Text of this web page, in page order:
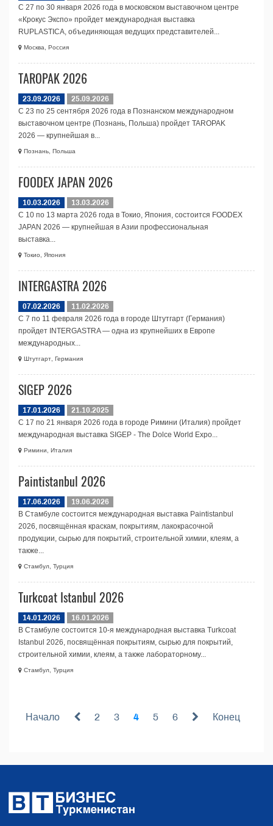
С 27 по 30 января 2026 года в московском выставочном центре
«Крокус Экспо» пройдет международная выставка
RUPLASTICA, объединяющая ведущих представителей...
Москва, Россия
TAROPAK 2026
23.09.2026
25.09.2026
С 23 по 25 сентября 2026 года в Познанском международном
выставочном центре (Познань, Польша) пройдет TAROPAK
2026 — крупнейшая в...
Познань, Польша
FOODEX JAPAN 2026
10.03.2026
13.03.2026
С 10 по 13 марта 2026 года в Токио, Япония, состоится FOODEX
JAPAN 2026 — крупнейшая в Азии профессиональная
выставка...
Токио, Япония
INTERGASTRA 2026
07.02.2026
11.02.2026
С 7 по 11 февраля 2026 года в городе Штутгарт (Германия)
пройдет INTERGASTRA — одна из крупнейших в Европе
международных...
Штутгарт, Германия
SIGEP 2026
17.01.2026
21.10.2025
С 17 по 21 января 2026 года в городе Римини (Италия) пройдет
международная выставка SIGEP - The Dolce World Expo...
Римини, Италия
Paintistanbul 2026
17.06.2026
19.06.2026
В Стамбуле состоится международная выставка Paintistanbul
2026, посвящённая краскам, покрытиям, лакокрасочной
продукции, сырью для покрытий, строительной химии, клеям, а
также...
Стамбул, Турция
Turkcoat Istanbul 2026
14.01.2026
16.01.2026
В Стамбуле состоится 10-я международная выставка Turkcoat
Istanbul 2026, посвящённая покрытиям, сырью для покрытий,
строительной химии, клеям, а также лабораторному...
Стамбул, Турция
Начало 2 3 4 5 6 Конец